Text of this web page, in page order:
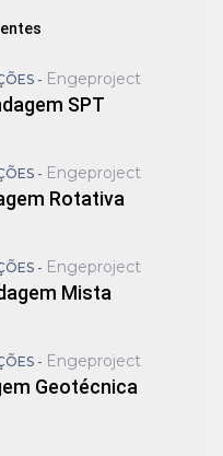
- Engeproject
SPT
- Engeproject
Rotativa
- Engeproject
Mista
- Engeproject
Geotécnica